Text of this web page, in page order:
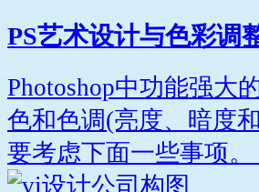
PS艺术设计与色彩调
Photoshop中功能强大
色和色调(亮度、暗度
要考虑下面一些事项。